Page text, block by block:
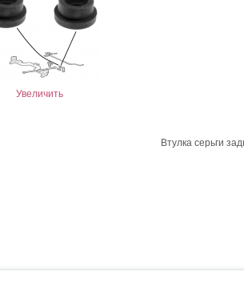
Увеличить
Втулка серьги